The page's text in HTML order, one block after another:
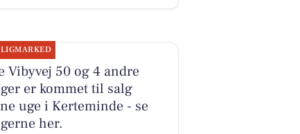
Vibyvej 50 og 4 andre
er kommet til salg
uge i Kerteminde - se
her.